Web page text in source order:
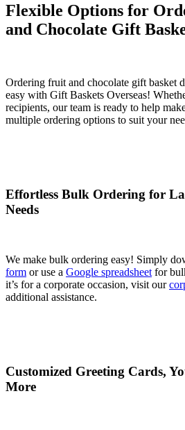
Flexible Options for
and Chocolate Gift
Ordering fruit and chocolate gift basket
easy with Gift Baskets Overseas!
recipients, our team is ready to help
multiple ordering options to suit your
Effortless Bulk Ordering for
Needs
We make bulk ordering easy! Simply
form or use a Google spreadsheet for
it’s for a corporate occasion, visit our
additional assistance.
Customized Greeting Cards,
More